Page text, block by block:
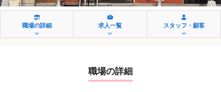
職場の詳細 求人一覧 スタッフ・顧客
職場の詳細